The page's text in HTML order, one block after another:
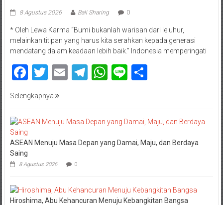
8 Agustus 2026 Bali Sharing 0
* Oleh Lewa Karma “Bumi bukanlah warisan dari leluhur,
melainkan titipan yang harus kita serahkan kepada generasi
mendatang dalam keadaan lebih baik.” Indonesia memperingati
Facebook
Twitter
EmailTelegram
WhatsApp
LineShare
Selengkapnya
ASEAN Menuju Masa Depan yang Damai, Maju, dan Berdaya
Saing
8 Agustus 2026 0
Hiroshima, Abu Kehancuran Menuju Kebangkitan Bangsa